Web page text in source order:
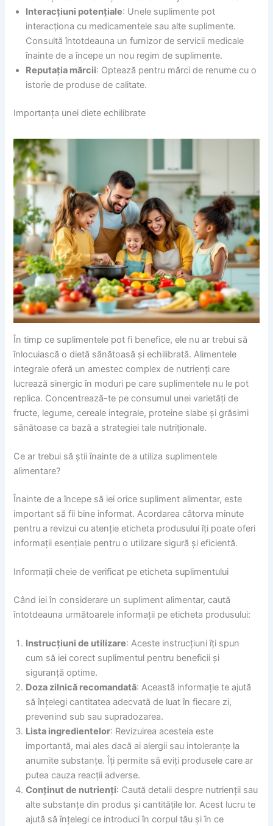
Interacțiuni potențiale: Unele suplimente pot
interacționa cu medicamentele sau alte suplimente.
Consultă întotdeauna un furnizor de servicii medicale
înainte de a începe un nou regim de suplimente.
Reputația mărcii: Optează pentru mărci de renume cu o
istorie de produse de calitate.
Importanța unei diete echilibrate
În timp ce suplimentele pot fi benefice, ele nu ar trebui să
înlocuiască o dietă sănătoasă și echilibrată. Alimentele
integrale oferă un amestec complex de nutrienți care
lucrează sinergic în moduri pe care suplimentele nu le pot
replica. Concentrează-te pe consumul unei varietăți de
fructe, legume, cereale integrale, proteine slabe și grăsimi
sănătoase ca bază a strategiei tale nutriționale.
Ce ar trebui să știi înainte de a utiliza suplimentele
alimentare?
Înainte de a începe să iei orice supliment alimentar, este
important să fii bine informat. Acordarea câtorva minute
pentru a revizui cu atenție eticheta produsului îți poate oferi
informații esențiale pentru o utilizare sigură și eficientă.
Informații cheie de verificat pe eticheta suplimentului
Când iei în considerare un supliment alimentar, caută
întotdeauna următoarele informații pe eticheta produsului:
Instrucțiuni de utilizare: Aceste instrucțiuni îți spun
cum să iei corect suplimentul pentru beneficii și
siguranță optime.
Doza zilnică recomandată: Această informație te ajută
să înțelegi cantitatea adecvată de luat în fiecare zi,
prevenind sub sau supradozarea.
Lista ingredientelor: Revizuirea acesteia este
importantă, mai ales dacă ai alergii sau intoleranțe la
anumite substanțe. Îți permite să eviți produsele care ar
putea cauza reacții adverse.
Conținut de nutrienți: Caută detalii despre nutrienții sau
alte substanțe din produs și cantitățile lor. Acest lucru te
ajută să înțelegi ce introduci în corpul tău și în ce